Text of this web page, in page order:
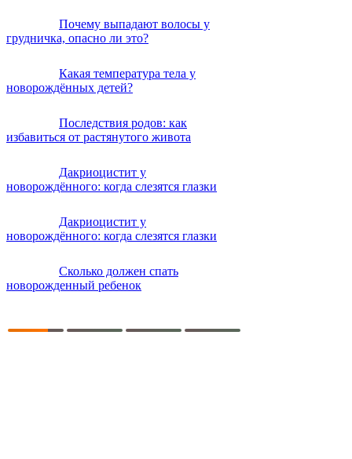
Почему выпадают волосы у
грудничка, опасно ли это?
Какая температура тела у
новорождённых детей?
Последствия родов: как
избавиться от растянутого живота
Дакриоцистит у
новорождённого: когда слезятся глазки
Дакриоцистит у
новорождённого: когда слезятся глазки
Сколько должен спать
новорожденный ребенок